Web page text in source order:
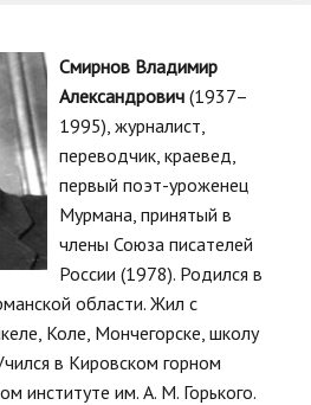
Смирнов Владимир
Александрович (1937–
1995), журналист,
переводчик, краевед,
первый поэт-уроженец
Мурмана, принятый в
члены Союза писателей
России (1978). Родился в
области. Жил с
Коле, Мончегорске, школу
в Кировском горном
институте им. А. М. Горького.